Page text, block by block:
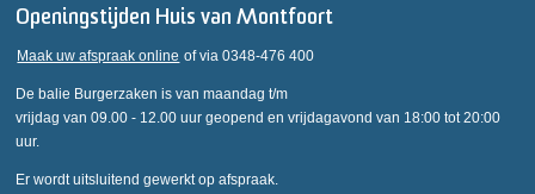
Openingstijden Huis van Montfoort
Maak uw afspraak online of via 0348-476 400
De balie Burgerzaken is van maandag t/m
vrijdag van 09.00 - 12.00 uur geopend en vrijdagavond van 18:00 tot 20:00
uur.
Er wordt uitsluitend gewerkt op afspraak.